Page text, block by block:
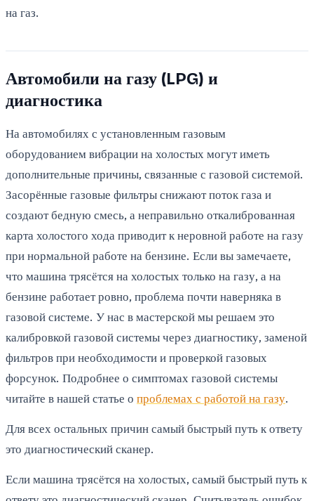
на газ.
Автомобили на газу (LPG) и
диагностика
На автомобилях с установленным газовым
оборудованием вибрации на холостых могут иметь
дополнительные причины, связанные с газовой системой.
Засорённые газовые фильтры снижают поток газа и
создают бедную смесь, а неправильно откалиброванная
карта холостого хода приводит к неровной работе на газу
при нормальной работе на бензине. Если вы замечаете,
что машина трясётся на холостых только на газу, а на
бензине работает ровно, проблема почти наверняка в
газовой системе. У нас в мастерской мы решаем это
калибровкой газовой системы через диагностику, заменой
фильтров при необходимости и проверкой газовых
форсунок. Подробнее о симптомах газовой системы
читайте в нашей статье о проблемах с работой на газу.
Для всех остальных причин самый быстрый путь к ответу
это диагностический сканер.
Если машина трясётся на холостых, самый быстрый путь к